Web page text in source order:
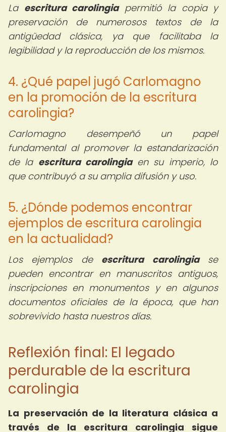
La escritura carolingiapermitió la copia y
preservación de numerosos textos de la
antigüedad clásica, ya que facilitaba la
legibilidad y la reproducción de los mismos.
4. ¿Qué papel jugó Carlomagno
en la promoción de la escritura
carolingia?
Carlomagno desempeñó un papel
fundamental al promover la estandarización
de la escritura carolingiaen su imperio, lo
que contribuyó a su amplia difusión y uso.
5. ¿Dónde podemos encontrar
ejemplos de escritura carolingia
en la actualidad?
Los ejemplos de escritura carolingiase
pueden encontrar en manuscritos antiguos,
inscripciones en monumentos y en algunos
documentos oficiales de la época, que han
sobrevivido hasta nuestros días.
Reflexión final: El legado
perdurable de la escritura
carolingia
La preservación de la literatura clásica a
través de la escritura carolingia sigue